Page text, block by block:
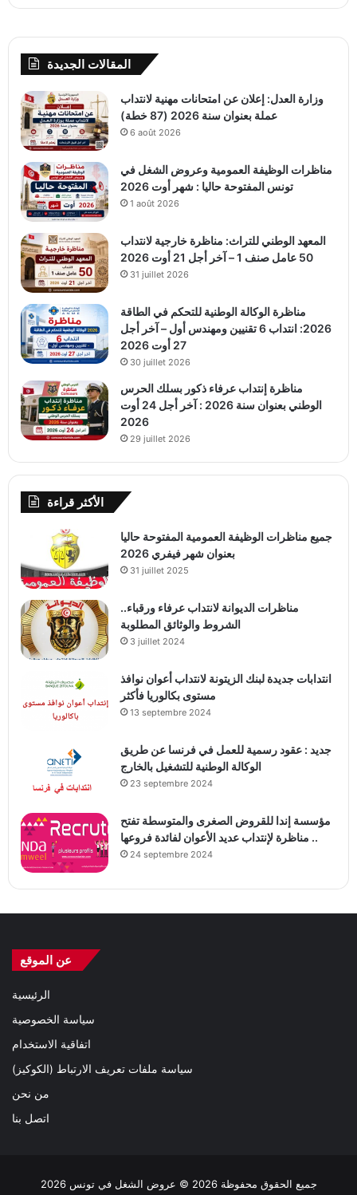
المقالات الجديدة
وزارة العدل: إعلان عن امتحانات مهنية لانتداب
عملة بعنوان سنة 2026 (87 خطة)
6 août 2026
مناظرات الوظيفة العمومية وعروض الشغل في
تونس المفتوحة حاليا : شهر أوت 2026
1 août 2026
المعهد الوطني للتراث: مناظرة خارجية لانتداب
50 عامل صنف 1 – آخر أجل 21 أوت 2026
31 juillet 2026
مناظرة الوكالة الوطنية للتحكم في الطاقة
2026: انتداب 6 تقنيين ومهندس أول – آخر أجل
27 أوت 2026
30 juillet 2026
مناظرة إنتداب عرفاء ذكور بسلك الحرس
الوطني بعنوان سنة 2026 : آخر أجل 24 أوت
2026
29 juillet 2026
الأكثر قراءة
جميع مناظرات الوظيفة العمومية المفتوحة حاليا
بعنوان شهر فيفري 2026
31 juillet 2025
مناظرات الديوانة لانتداب عرفاء ورقباء..
الشروط والوثائق المطلوبة
3 juillet 2024
انتدابات جديدة لبنك الزيتونة لانتداب أعوان نوافذ
مستوى بكالوريا فأكثر
13 septembre 2024
جديد : عقود رسمية للعمل في فرنسا عن طريق
الوكالة الوطنية للتشغيل بالخارج
23 septembre 2024
مؤسسة إندا للقروض الصغرى والمتوسطة تفتح
مناظرة لإنتداب عديد الأعوان لفائدة فروعها ..
24 septembre 2024
عن الموقع
الرئيسية
سياسة الخصوصية
اتفاقية الاستخدام
سياسة ملفات تعريف الارتباط (الكوكيز)
من نحن
اتصل بنا
جميع الحقوق محفوظة 2026 © عروض الشغل في تونس 2026